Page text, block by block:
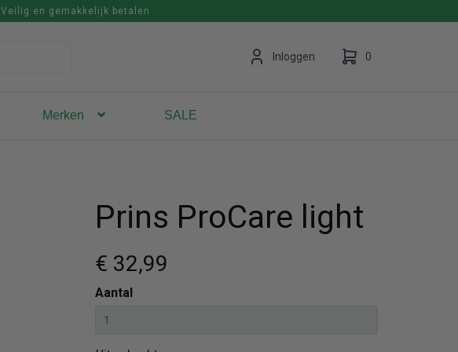
Veilig en gemakkelijk betalen
Inloggen 0
Vul hem met producten.
Merken SALE
Prins ProCare light
€ 32,99
Aantal